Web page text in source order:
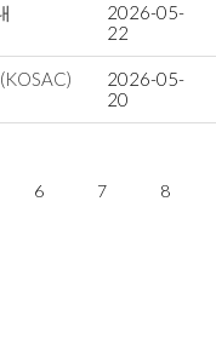
2026-05-
22
2026-05-
20
6 7 8